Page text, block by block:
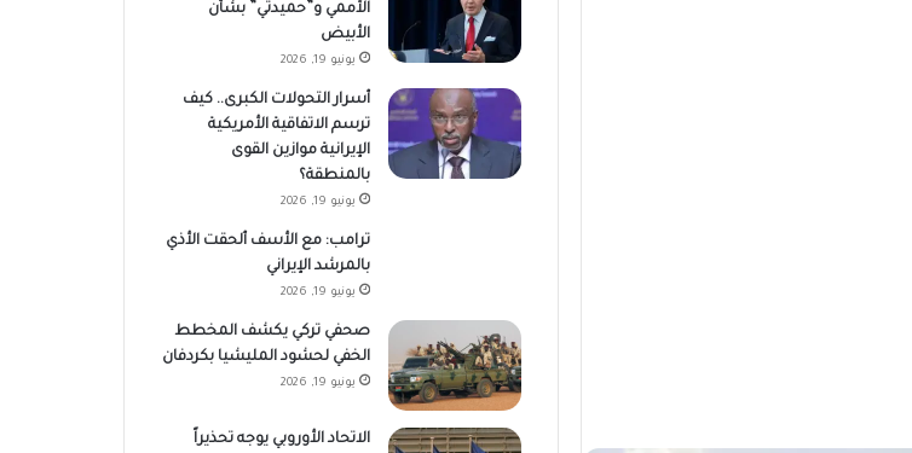
الأممي و”حميدتي” بشأن
الأبيض
يونيو 19, 2026
أسرار التحولات الكبرى.. كيف
ترسم الاتفاقية الأمريكية
الإيرانية موازين القوى
بالمنطقة؟
يونيو 19, 2026
ترامب: مع الأسف ألحقت الأذي
بالمرشد الإيراني
يونيو 19, 2026
صحفي تركي يكشف المخطط
الخفي لحشود المليشيا بكردفان
يونيو 19, 2026
الاتحاد الأوروبي يوجه تحذيراً